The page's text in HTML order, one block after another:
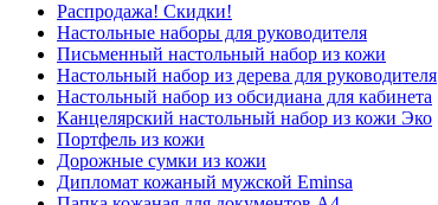
Распродажа! Скидки!
Настольные наборы для руководителя
Письменный настольный набор из кожи
Настольный набор из дерева для руководителя
Настольный набор из обсидиана для кабинета
Канцелярский настольный набор из кожи Эко
Портфель из кожи
Дорожные сумки из кожи
Дипломат кожаный мужской Eminsa